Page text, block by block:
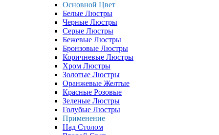
Основной Цвет
Белые Люстры
Черные Люстры
Серые Люстры
Бежевые Люстры
Бронзовые Люстры
Коричневые Люстры
Хром Люстры
Золотые Люстры
Оранжевые Желтые
Красные Розовые
Зеленые Люстры
Голубые Люстры
Применение
Над Столом